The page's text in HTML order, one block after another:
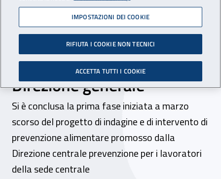
Benessere alimentare al
lavoro, terminati i focus
group con i dipendenti della
Direzione generale
Si è conclusa la prima fase iniziata a marzo
scorso del progetto di indagine e di intervento di
prevenzione alimentare promosso dalla
Direzione centrale prevenzione per i lavoratori
della sede centrale
IMPOSTAZIONI DEI COOKIE
RIFIUTA I COOKIE NON TECNICI
ACCETTA TUTTI I COOKIE